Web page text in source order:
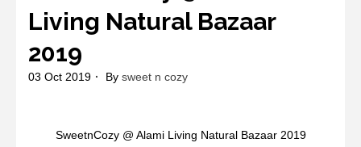
Living Natural Bazaar
2019
03 Oct 2019 By sweet n cozy
SweetnCozy @ Alami Living Natural Bazaar 2019